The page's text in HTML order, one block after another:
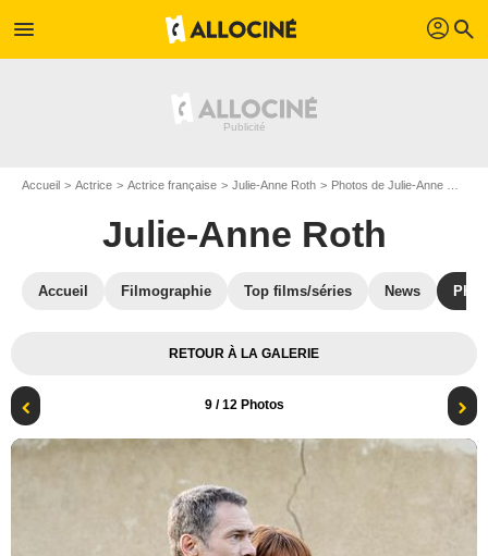
menu profil search
Accueil Actrice Actrice française Julie-Anne Roth Photos de Julie-Anne Roth
Julie-Anne Roth
Accueil Filmographie Top films/séries News
RETOUR À LA GALERIE
9/ 12 Photos